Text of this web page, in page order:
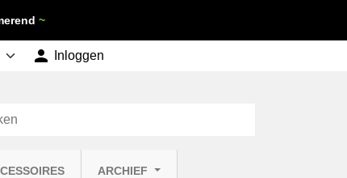
~
 Inloggen
ARCHIEF